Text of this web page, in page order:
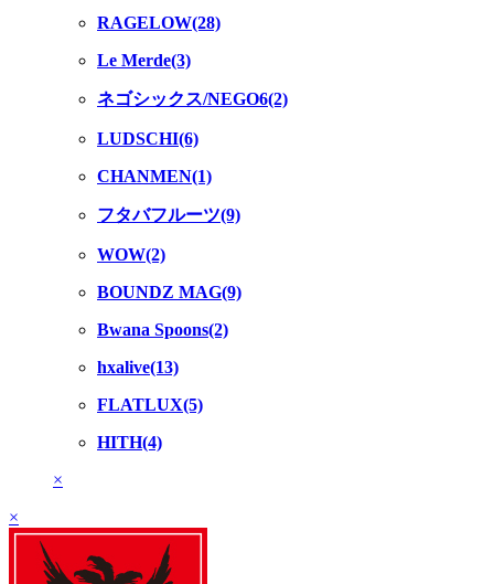
RAGELOW(28)
Le Merde(3)
ネゴシックス/NEGO6(2)
LUDSCHI(6)
CHANMEN(1)
フタバフルーツ(9)
WOW(2)
BOUNDZ MAG(9)
Bwana Spoons(2)
hxalive(13)
FLATLUX(5)
HITH(4)
×
×